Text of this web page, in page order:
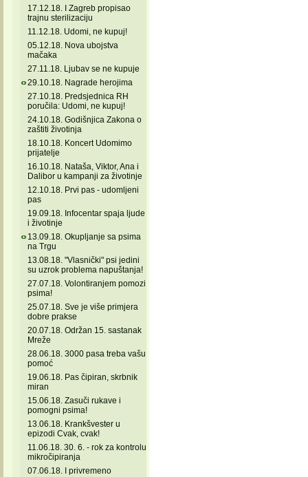
17.12.18. I Zagreb propisao
trajnu sterilizaciju
11.12.18. Udomi, ne kupuj!
05.12.18. Nova ubojstva
mačaka
27.11.18. Ljubav se ne kupuje
29.10.18. Nagrade herojima
27.10.18. Predsjednica RH
poručila: Udomi, ne kupuj!
24.10.18. Godišnjica Zakona o
zaštiti životinja
18.10.18. Koncert Udomimo
prijatelje
16.10.18. Nataša, Viktor, Ana i
Dalibor u kampanji za životinje
12.10.18. Prvi pas - udomljeni
pas
19.09.18. Infocentar spaja ljude
i životinje
13.09.18. Okupljanje sa psima
na Trgu
13.08.18. "Vlasnički" psi jedini
su uzrok problema napuštanja!
27.07.18. Volontiranjem pomozi
psima!
25.07.18. Sve je više primjera
dobre prakse
20.07.18. Održan 15. sastanak
Mreže
28.06.18. 3000 pasa treba vašu
pomoć
19.06.18. Pas čipiran, skrbnik
miran
15.06.18. Zasuči rukave i
pomogni psima!
13.06.18. Krankšvester u
epizodi Cvak, cvak!
11.06.18. 30. 6. - rok za kontrolu
mikročipiranja
07.06.18. I privremeno